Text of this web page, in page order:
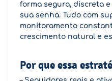
forma segura, discreta
sua senha. Tudo com
monitoramento
crescimento natural e
Por que essa